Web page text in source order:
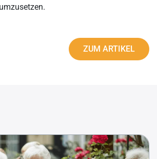
ZUM ARTIKEL